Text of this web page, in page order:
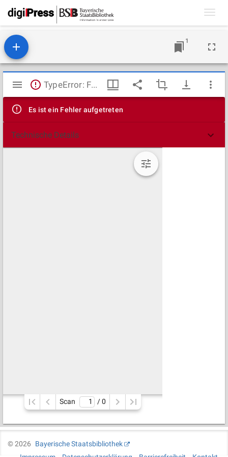
1
Mirador
Viewer
TypeError: Failed to fetch
Es ist ein Fehler aufgetreten
Technische Details
Scan / 0
©2026
Bayerische Staatsbibliothek